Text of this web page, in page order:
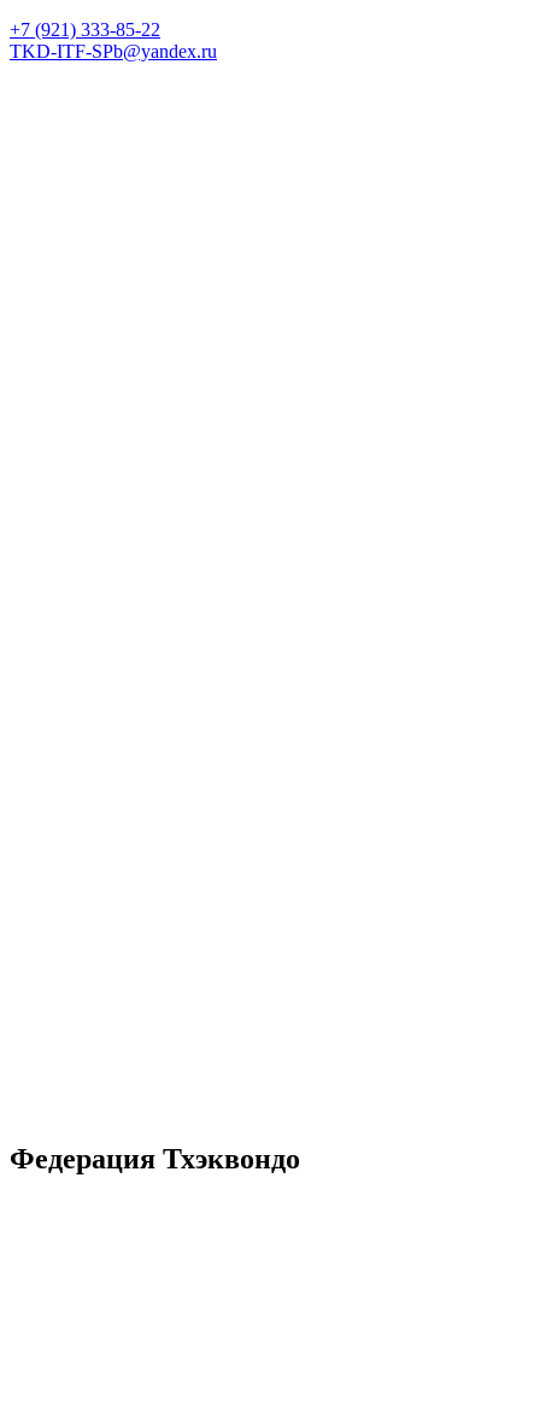
+7 (921) 333-85-22
TKD-ITF-SPb@yandex.ru
Федерация Тхэквондо